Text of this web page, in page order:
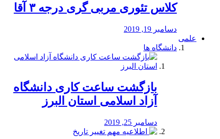
کلاس تئوری مربی گری درجه ۳ آقا
دسامبر 19, 2019
علمی
دانشگاه ها
بازگشت ساعت کاری دانشگاه
آزاد اسلامی استان البرز
دسامبر 25, 2019